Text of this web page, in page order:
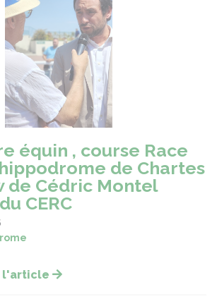
équin , course Race
de Chartes
de Cédric Montel
CERC
l'article